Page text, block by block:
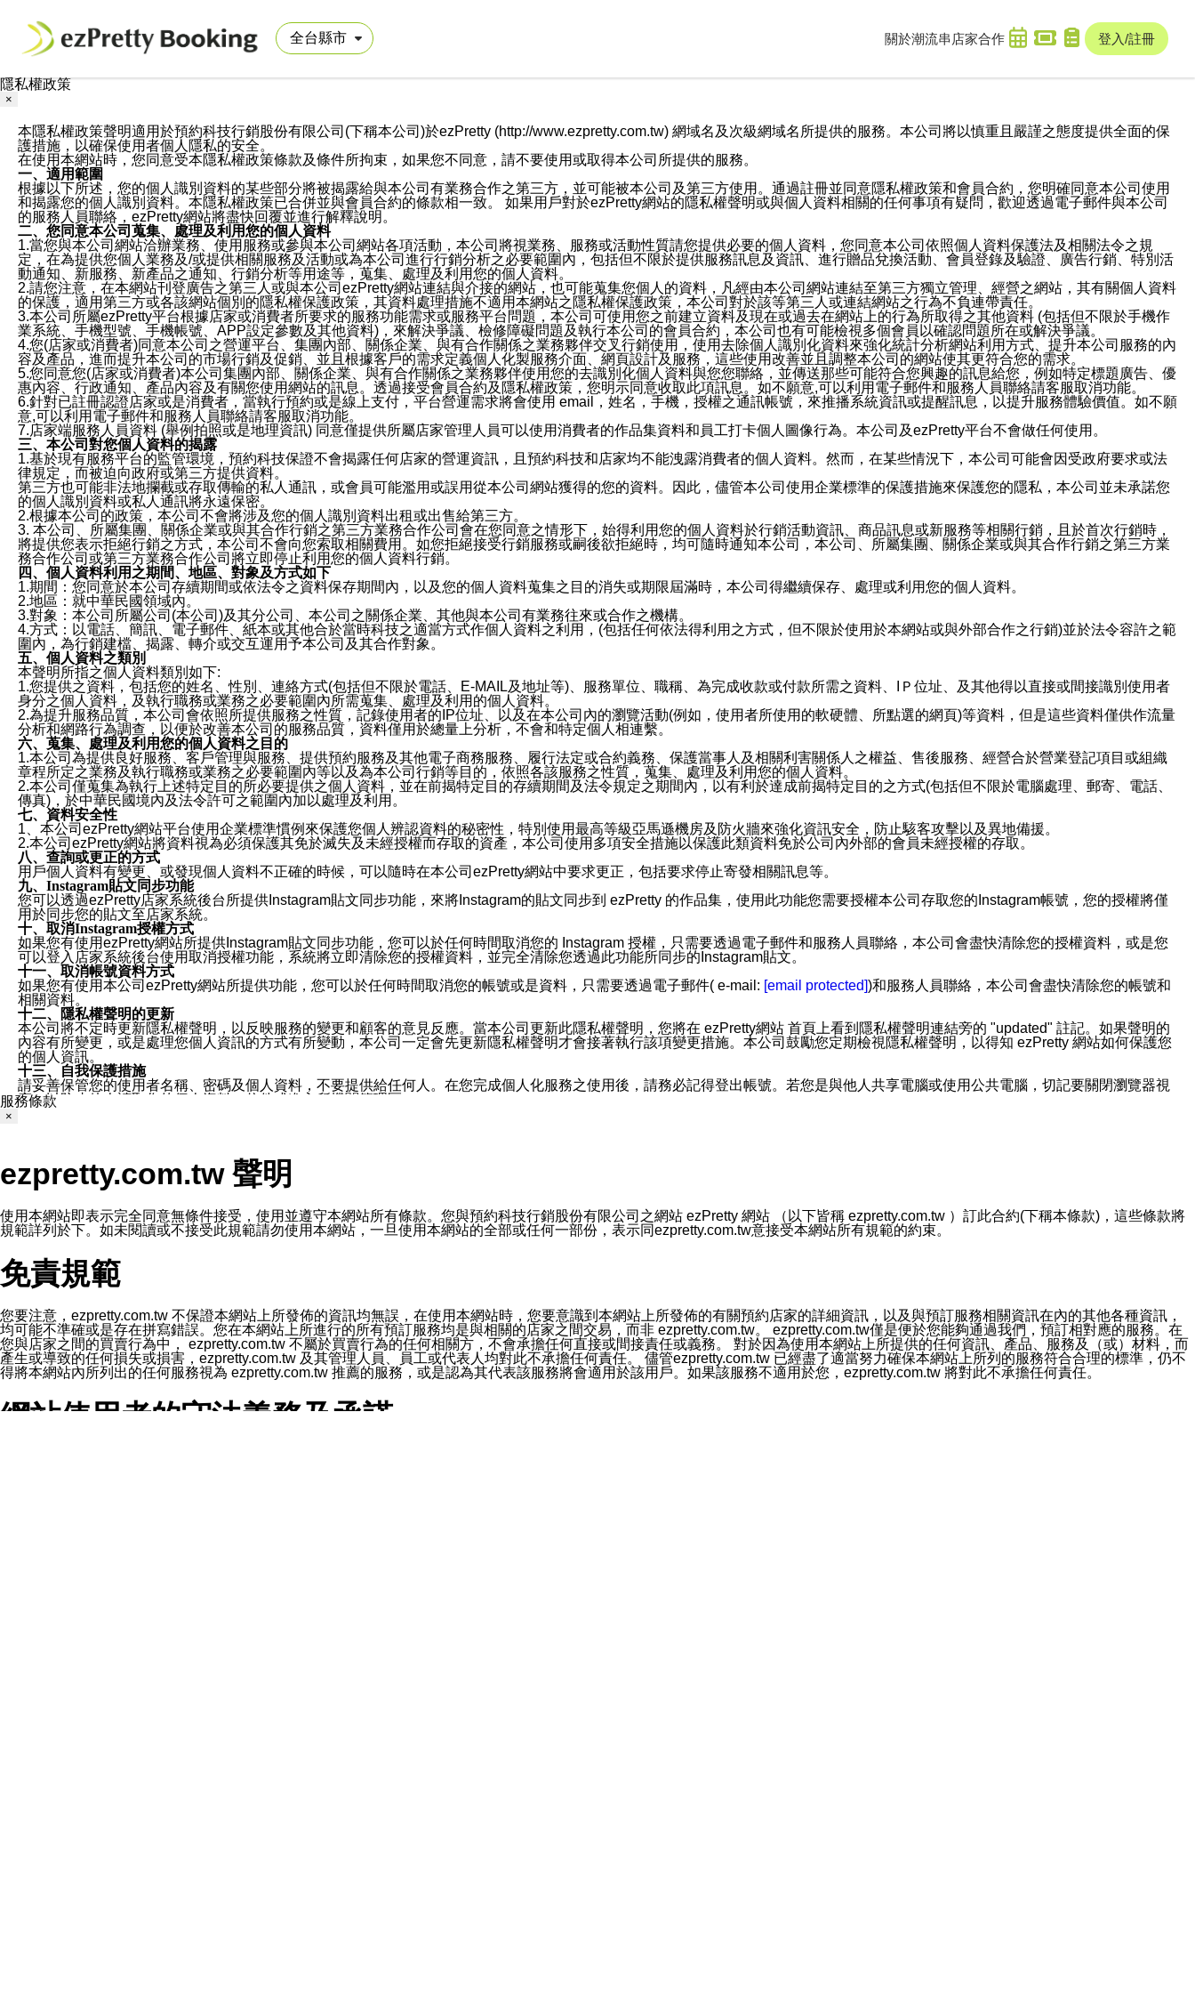
關於潮流串 店家合作 登入/註冊
隱私權政策
×
本隱私權政策聲明適用於預約科技行銷股份有限公司(下稱本公司)於ezPretty (http://www.ezpretty.com.tw) 網域名及次級網域名所提供的服務。本公司將以慎重且嚴謹之態度提供全面的保
護措施，以確保使用者個人隱私的安全。
在使用本網站時，您同意受本隱私權政策條款及條件所拘束，如果您不同意，請不要使用或取得本公司所提供的服務。
一、適用範圍
根據以下所述，您的個人識別資料的某些部分將被揭露給與本公司有業務合作之第三方，並可能被本公司及第三方使用。通過註冊並同意隱私權政策和會員合約，您明確同意本公司使用
和揭露您的個人識別資料。本隱私權政策已合併並與會員合約的條款相一致。 如果用戶對於ezPretty網站的隱私權聲明或與個人資料相關的任何事項有疑問，歡迎透過電子郵件與本公司
的服務人員聯絡，ezPretty網站將盡快回覆並進行解釋說明。
二、您同意本公司蒐集、處理及利用您的個人資料
1.當您與本公司網站洽辦業務、使用服務或參與本公司網站各項活動，本公司將視業務、服務或活動性質請您提供必要的個人資料，您同意本公司依照個人資料保護法及相關法令之規
定，在為提供您個人業務及/或提供相關服務及活動或為本公司進行行銷分析之必要範圍內，包括但不限於提供服務訊息及資訊、進行贈品兌換活動、會員登錄及驗證、廣告行銷、特別活
動通知、新服務、新產品之通知、行銷分析等用途等，蒐集、處理及利用您的個人資料。
2.請您注意，在本網站刊登廣告之第三人或與本公司ezPretty網站連結與介接的網站，也可能蒐集您個人的資料，凡經由本公司網站連結至第三方獨立管理、經營之網站，其有關個人資料
的保護，適用第三方或各該網站個別的隱私權保護政策，其資料處理措施不適用本網站之隱私權保護政策，本公司對於該等第三人或連結網站之行為不負連帶責任。
3.本公司所屬ezPretty平台根據店家或消費者所要求的服務功能需求或服務平台問題，本公司可使用您之前建立資料及現在或過去在網站上的行為所取得之其他資料 (包括但不限於手機作
業系統、手機型號、手機帳號、APP設定參數及其他資料)，來解決爭議、檢修障礙問題及執行本公司的會員合約，本公司也有可能檢視多個會員以確認問題所在或解決爭議。
4.您(店家或消費者)同意本公司之營運平台、集團內部、關係企業、與有合作關係之業務夥伴交叉行銷使用，使用去除個人識別化資料來強化統計分析網站利用方式、提升本公司服務的內
容及產品，進而提升本公司的市場行銷及促銷、並且根據客戶的需求定義個人化製服務介面、網頁設計及服務，這些使用改善並且調整本公司的網站使其更符合您的需求。
5.您同意您(店家或消費者)本公司集團內部、關係企業、與有合作關係之業務夥伴使用您的去識別化個人資料與您您聯絡，並傳送那些可能符合您興趣的訊息給您，例如特定標題廣告、優
惠內容、行政通知、產品內容及有關您使用網站的訊息。透過接受會員合約及隱私權政策，您明示同意收取此項訊息。如不願意,可以利用電子郵件和服務人員聯絡請客服取消功能。
6.針對已註冊認證店家或是消費者，當執行預約或是線上支付，平台營運需求將會使用 email，姓名，手機，授權之通訊帳號，來推播系統資訊或提醒訊息，以提升服務體驗價值。如不願
意,可以利用電子郵件和服務人員聯絡請客服取消功能。
7.店家端服務人員資料 (舉例拍照或是地理資訊) 同意僅提供所屬店家管理人員可以使用消費者的作品集資料和員工打卡個人圖像行為。本公司及ezPretty平台不會做任何使用。
三、本公司對您個人資料的揭露
1.基於現有服務平台的監管環境，預約科技保證不會揭露任何店家的營運資訊，且預約科技和店家均不能洩露消費者的個人資料。然而，在某些情況下，本公司可能會因受政府要求或法
律規定，而被迫向政府或第三方提供資料。
第三方也可能非法地攔截或存取傳輸的私人通訊，或會員可能濫用或誤用從本公司網站獲得的您的資料。因此，儘管本公司使用企業標準的保護措施來保護您的隱私，本公司並未承諾您
的個人識別資料或私人通訊將永遠保密。
2.根據本公司的政策，本公司不會將涉及您的個人識別資料出租或出售給第三方。
3. 本公司、所屬集團、關係企業或與其合作行銷之第三方業務合作公司會在您同意之情形下，始得利用您的個人資料於行銷活動資訊、商品訊息或新服務等相關行銷，且於首次行銷時，
將提供您表示拒絕行銷之方式，本公司不會向您索取相關費用。如您拒絕接受行銷服務或嗣後欲拒絕時，均可隨時通知本公司，本公司、所屬集團、關係企業或與其合作行銷之第三方業
務合作公司或第三方業務合作公司將立即停止利用您的個人資料行銷。
四、個人資料利用之期間、地區、對象及方式如下
1.期間：您同意於本公司存續期間或依法令之資料保存期間內，以及您的個人資料蒐集之目的消失或期限屆滿時，本公司得繼續保存、處理或利用您的個人資料。
2.地區：就中華民國領域內。
3.對象：本公司所屬公司(本公司)及其分公司、本公司之關係企業、其他與本公司有業務往來或合作之機構。
4.方式：以電話、簡訊、電子郵件、紙本或其他合於當時科技之適當方式作個人資料之利用，(包括任何依法得利用之方式，但不限於使用於本網站或與外部合作之行銷)並於法令容許之範
圍內，為行銷建檔、揭露、轉介或交互運用予本公司及其合作對象。
五、個人資料之類別
本聲明所指之個人資料類別如下:
1.您提供之資料，包括您的姓名、性別、連絡方式(包括但不限於電話、E-MAIL及地址等)、服務單位、職稱、為完成收款或付款所需之資料、IＰ位址、及其他得以直接或間接識別使用者
身分之個人資料，及執行職務或業務之必要範圍內所需蒐集、處理及利用的個人資料。
2.為提升服務品質，本公司會依照所提供服務之性質，記錄使用者的IP位址、以及在本公司內的瀏覽活動(例如，使用者所使用的軟硬體、所點選的網頁)等資料，但是這些資料僅供作流量
分析和網路行為調查，以便於改善本公司的服務品質，資料僅用於總量上分析，不會和特定個人相連繫。
六、蒐集、處理及利用您的個人資料之目的
1.本公司為提供良好服務、客戶管理與服務、提供預約服務及其他電子商務服務、履行法定或合約義務、保護當事人及相關利害關係人之權益、售後服務、經營合於營業登記項目或組織
章程所定之業務及執行職務或業務之必要範圍內等以及為本公司行銷等目的，依照各該服務之性質，蒐集、處理及利用您的個人資料。
2.本公司僅蒐集為執行上述特定目的所必要提供之個人資料，並在前揭特定目的存續期間及法令規定之期間內，以有利於達成前揭特定目的之方式(包括但不限於電腦處理、郵寄、電話、
傳真)，於中華民國境內及法令許可之範圍內加以處理及利用。
七、資料安全性
1、本公司ezPretty網站平台使用企業標準慣例來保護您個人辨認資料的秘密性，特別使用最高等級亞馬遜機房及防火牆來強化資訊安全，防止駭客攻擊以及異地備援。
2.本公司ezPretty網站將資料視為必須保護其免於滅失及未經授權而存取的資產，本公司使用多項安全措施以保護此類資料免於公司內外部的會員未經授權的存取。
八、查詢或更正的方式
用戶個人資料有變更、或發現個人資料不正確的時候，可以隨時在本公司ezPretty網站中要求更正，包括要求停止寄發相關訊息等。
九、Instagram貼文同步功能
您可以透過ezPretty店家系統後台所提供Instagram貼文同步功能，來將Instagram的貼文同步到 ezPretty 的作品集，使用此功能您需要授權本公司存取您的Instagram帳號，您的授權將僅
用於同步您的貼文至店家系統。
十、取消Instagram授權方式
如果您有使用ezPretty網站所提供Instagram貼文同步功能，您可以於任何時間取消您的 Instagram 授權，只需要透過電子郵件和服務人員聯絡，本公司會盡快清除您的授權資料，或是您
可以登入店家系統後台使用取消授權功能，系統將立即清除您的授權資料，並完全清除您透過此功能所同步的Instagram貼文。
十一、取消帳號資料方式
如果您有使用本公司ezPretty網站所提供功能，您可以於任何時間取消您的帳號或是資料，只需要透過電子郵件( e-mail: [email protected])和服務人員聯絡，本公司會盡快清除您的帳號和
相關資料。
十二、隱私權聲明的更新
本公司將不定時更新隱私權聲明，以反映服務的變更和顧客的意見反應。當本公司更新此隱私權聲明，您將在 ezPretty網站 首頁上看到隱私權聲明連結旁的 "updated" 註記。如果聲明的
內容有所變更，或是處理您個人資訊的方式有所變動，本公司一定會先更新隱私權聲明才會接著執行該項變更措施。本公司鼓勵您定期檢視隱私權聲明，以得知 ezPretty 網站如何保護您
的個人資訊。
十三、自我保護措施
請妥善保管您的使用者名稱、密碼及個人資料，不要提供給任何人。在您完成個人化服務之使用後，請務必記得登出帳號。若您是與他人共享電腦或使用公共電腦，切記要關閉瀏覽器視
窗，以防止他人讀取您的個人資料、信件或進入所機關管理區。
本公司/本服務將以通知型訊息傳送重要訊息給您。即使未加入本公司/本服務好友，您仍可接收到通知型訊息。
本公司/本服務傳送之通知型訊息以對您有效且重要的訊息為限，以廣告或其他目的的訊息皆不會被傳送。滿足以下三個條件者，將可收到通知型訊息。
2.該 LINE 帳號已在 LINE APP 設定中，同意接收通知型訊息。
3.LINE 帳號未封鎖傳送訊息之 LINE 官方帳號。
欲變更通知型訊息的設定，操作如下：
1.點選「主頁」＞「設定」
2.點選「隱私設定」
3.點選「提供使用資料」
5.開關「接收LINE通知型訊息」
❗️關閉「接收通知型訊息」後，將不會接收到來自任何企業官方帳號或認證官方帳號的通知型訊息。
服務條款
×
ezpretty.com.tw 聲明
使用本網站即表示完全同意無條件接受，使用並遵守本網站所有條款。您與預約科技行銷股份有限公司之網站 ezPretty 網站 （以下皆稱 ezpretty.com.tw ）訂此合約(下稱本條款)，這些條款將
規範詳列於下。如未閱讀或不接受此規範請勿使用本網站，一旦使用本網站的全部或任何一部份，表示同ezpretty.com.tw意接受本網站所有規範的約束。
免責規範
您要注意，ezpretty.com.tw 不保證本網站上所發佈的資訊均無誤，在使用本網站時，您要意識到本網站上所發佈的有關預約店家的詳細資訊，以及與預訂服務相關資訊在內的其他各種資訊，
均可能不準確或是存在拼寫錯誤。您在本網站上所進行的所有預訂服務均是與相關的店家之間交易，而非 ezpretty.com.tw。 ezpretty.com.tw僅是便於您能夠通過我們，預訂相對應的服務。在
您與店家之間的買賣行為中， ezpretty.com.tw 不屬於買賣行為的任何相關方，不會承擔任何直接或間接責任或義務。 對於因為使用本網站上所提供的任何資訊、產品、服務及（或）材料，而
產生或導致的任何損失或損害，ezpretty.com.tw 及其管理人員、員工或代表人均對此不承擔任何責任。 儘管ezpretty.com.tw 已經盡了適當努力確保本網站上所列的服務符合合理的標準，仍不
得將本網站內所列出的任何服務視為 ezpretty.com.tw 推薦的服務，或是認為其代表該服務將會適用於該用戶。如果該服務不適用於您，ezpretty.com.tw 將對此不承擔任何責任。
網站使用者的守法義務及承諾